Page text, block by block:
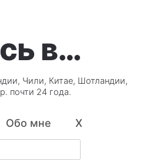
в…
Чили, Китае, Шотландии,
почти 24 года.
Обо мне X